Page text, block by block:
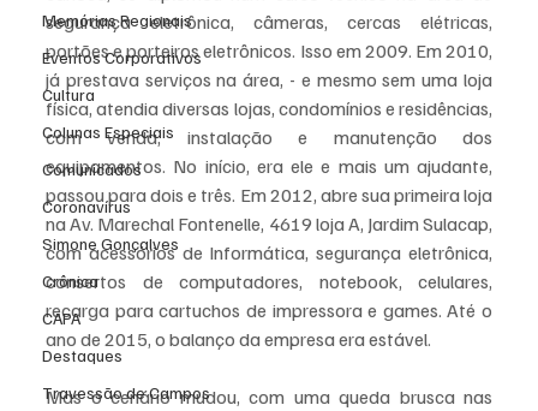
Memórias Regionais
Eventos Corporativos
Cultura
Colunas Especiais
Comunicados
Coronavírus
Simone Gonçalves
Crônica
CAPA
Destaques
Travessão de Campos
segurança eletrônica, câmeras, cercas elétricas,
portões e porteiros eletrônicos. Isso em 2009. Em 2010,
já prestava serviços na área, - e mesmo sem uma loja
física, atendia diversas lojas, condomínios e residências,
com venda, instalação e manutenção dos
equipamentos. No início, era ele e mais um ajudante,
passou para dois e três. Em 2012, abre sua primeira loja
na Av. Marechal Fontenelle, 4619 loja A, Jardim Sulacap,
com acessórios de Informática, segurança eletrônica,
consertos de computadores, notebook, celulares,
recarga para cartuchos de impressora e games. Até o
ano de 2015, o balanço da empresa era estável.
Mas o cenário mudou, com uma queda brusca nas